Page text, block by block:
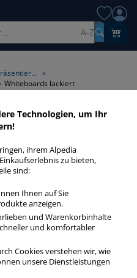
A-Z
Konferenzen / Planen / Präsentieren »
Whiteboards lackiert
>
lackiert
zum günstigen Preis.
Technologien, um Ihr
ihrem Alpedia
zu bieten,
sind:
Ihnen auf Sie
anzeigen.
und Warenkorbinhalte
und komfortabler
Cookies verstehen wir, wie
unsere Dienstleistungen